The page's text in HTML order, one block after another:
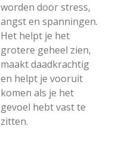
worden door stress,
angst en spanningen.
Het helpt je het
grotere geheel zien,
maakt daadkrachtig
en helpt je vooruit
komen als je het
gevoel hebt vast te
zitten.